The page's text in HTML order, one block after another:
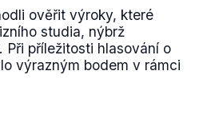
ověřit výroky, které
studia, nýbrž
Při příležitosti hlasování o
výrazným bodem v rámci